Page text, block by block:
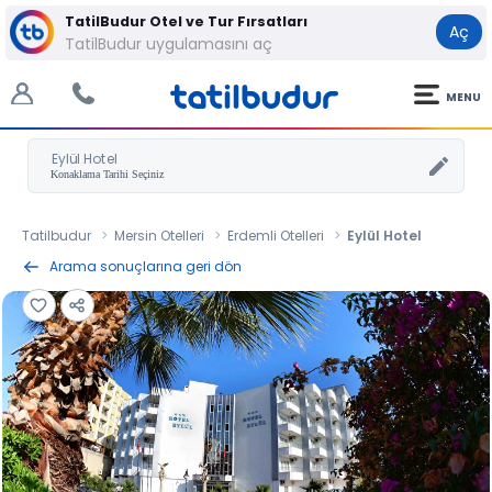
TatilBudur Otel ve Tur Fırsatları
TatilBudur uygulamasını aç
Aç
MENU
Eylül Hotel
Tatilbudur Mersin Otelleri Erdemli Otelleri
Eylül Hotel
Arama sonuçlarına geri dön